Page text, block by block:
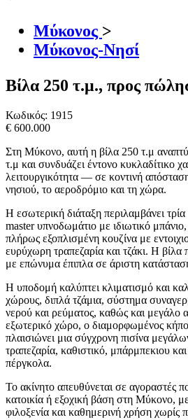
Μύκονος >
Μύκονος-Νησί
Βίλα 250 τ.μ., προς
Κωδικός: 1915
€ 600.000
Στη Μύκονο, αυτή η βίλα 250 τ.μ
τ.μ και συνδυάζει έντονο κυκλαδίτικο
λειτουργικότητα — σε κοντινή
νησιού, το αεροδρόμιο και τη χώρα.
Η εσωτερική διάταξη περιλαμβάνει
master υπνοδωμάτιο με ιδιωτικό
πλήρως εξοπλισμένη κουζίνα με
ευρύχωρη τραπεζαρία και τζάκι. Η βίλα
με επώνυμα έπιπλα σε άριστη
Η υποδομή καλύπτει κλιματισμό και
χώρους, διπλά τζάμια, σύστημα
νερού και ρεύματος, καθώς και μεγάλο
εξωτερικό χώρο, ο διαμορφωμένος
πλαισιώνει μια σύγχρονη πισίνα
τραπεζαρία, καθιστικό, μπάρμπεκιου
πέργκολα.
Το ακίνητο απευθύνεται σε αγοραστές
κατοικία ή εξοχική βάση στη Μύκονο,
φιλοξενία και καθημερινή χρήση χωρίς